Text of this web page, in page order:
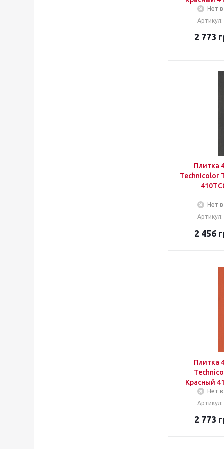
Нет
2 773
Плитка
Technicolor
Нет
Артикул:
2 456
Плитка
Красный
Нет
2 773